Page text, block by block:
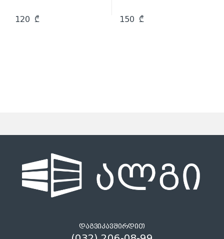
120₾ 150₾
დაგვიკავშირდით